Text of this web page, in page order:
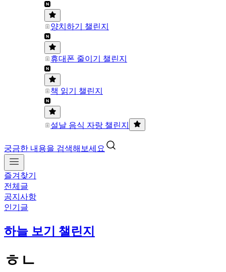
양치하기 챌린지
휴대폰 줄이기 챌린지
책 읽기 챌린지
설날 음식 자랑 챌린지
궁금한 내용을 검색해보세요
즐겨찾기
전체글
공지사항
인기글
하늘 보기 챌린지
ㅎㄴ